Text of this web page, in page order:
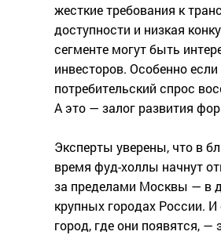
жесткие требования к
доступности и низкая
сегменте могут быть
инвесторов. Особенно если
потребительский спрос
А это — залог развития
Эксперты уверены, что в
время фуд-холлы начнут
за пределами Москвы — в
крупных городах России.
город, где они появятся, —